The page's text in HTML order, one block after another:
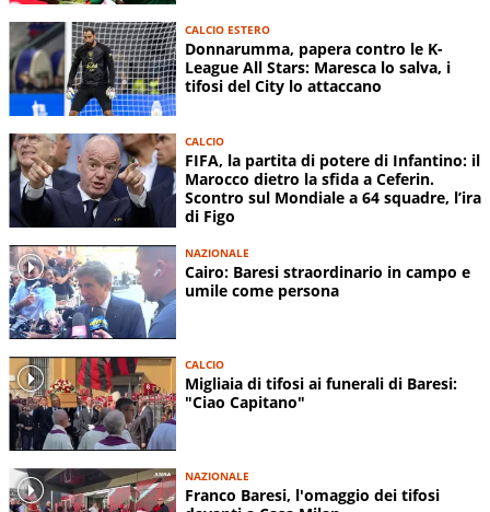
CALCIO ESTERO
Donnarumma, papera contro le K-
League All Stars: Maresca lo salva, i
tifosi del City lo attaccano
CALCIO
FIFA, la partita di potere di Infantino: il
Marocco dietro la sfida a Ceferin.
Scontro sul Mondiale a 64 squadre, l’ira
di Figo
NAZIONALE
Cairo: Baresi straordinario in campo e
umile come persona
CALCIO
Migliaia di tifosi ai funerali di Baresi:
"Ciao Capitano"
NAZIONALE
Franco Baresi, l'omaggio dei tifosi